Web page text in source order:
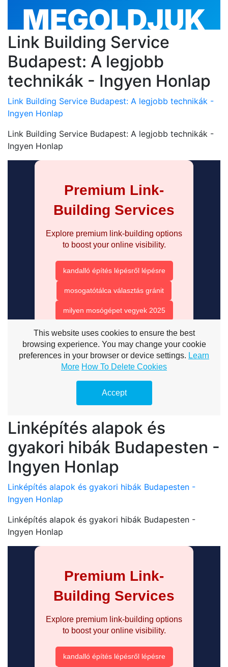
Link Building Service
Budapest: A legjobb
technikák - Ingyen Honlap
Link Building Service Budapest: A legjobb technikák -
Ingyen Honlap
Link Building Service Budapest: A legjobb technikák -
Ingyen Honlap
Linképítés alapok és
gyakori hibák Budapesten -
Ingyen Honlap
Linképítés alapok és gyakori hibák Budapesten -
Ingyen Honlap
Linképítés alapok és gyakori hibák Budapesten -
Ingyen Honlap